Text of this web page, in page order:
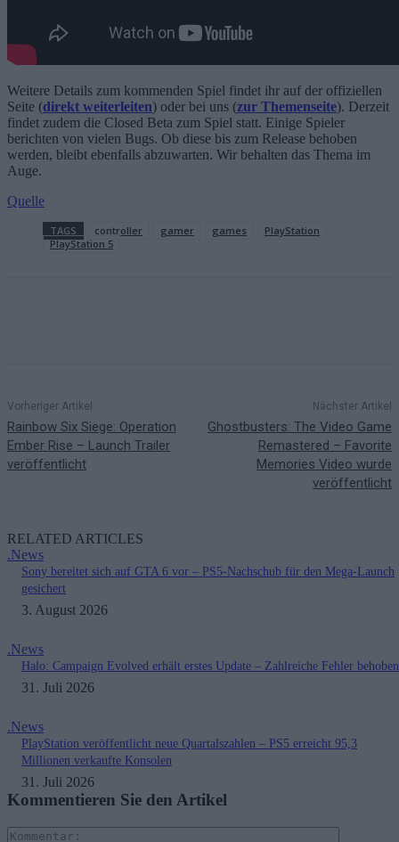
Weitere Details zum kommenden Spiel findet ihr auf der offiziellen
Seite (direkt weiterleiten) oder bei uns (zur Themenseite). Derzeit
findet zudem die Closed Beta zum Spiel statt. Einige Spieler
berichten von vielen Bugs. Ob diese bis zum Release behoben
werden, bleibt ebenfalls abzuwarten. Wir behalten das Thema im
Auge.
Quelle
TAGS controller gamer games
PlayStation
PlayStation 5
Vorheriger Artikel
Rainbow Six Siege: Operation
Ember Rise – Launch Trailer
veröffentlicht
Nächster Artikel
Ghostbusters: The Video Game
Remastered – Favorite
Memories Video wurde
veröffentlicht
RELATED ARTICLES
.News
Sony bereitet sich auf GTA 6 vor – PS5-Nachschub für den Mega-Launch
gesichert
3. August 2026
.News
Halo: Campaign Evolved erhält erstes Update – Zahlreiche Fehler behoben
31. Juli 2026
.News
PlayStation veröffentlicht neue Quartalszahlen – PS5 erreicht 95,3
Millionen verkaufte Konsolen
31. Juli 2026
Kommentieren Sie den Artikel